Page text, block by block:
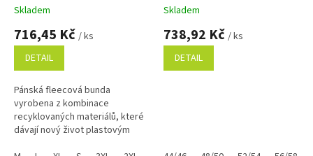
Skladem
716,45 Kč / ks
DETAIL
Pánská fleecová bunda
vyrobena z kombinace
recyklovaných materiálů, které
dávají nový život plastovým
Skladem
738,92 Kč / ks
DETAIL